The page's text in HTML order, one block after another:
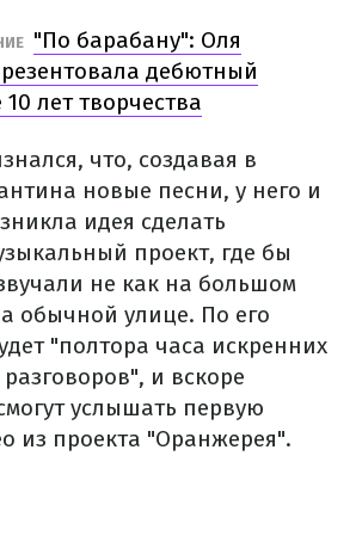
"По барабану": Оля
дебютный
лет творчества
что, создавая в
новые песни, у него и
идея сделать
проект, где бы
не как на большом
обычной улице. По его
"полтора часа искренних
и вскоре
услышать первую
из проекта "Оранжерея".